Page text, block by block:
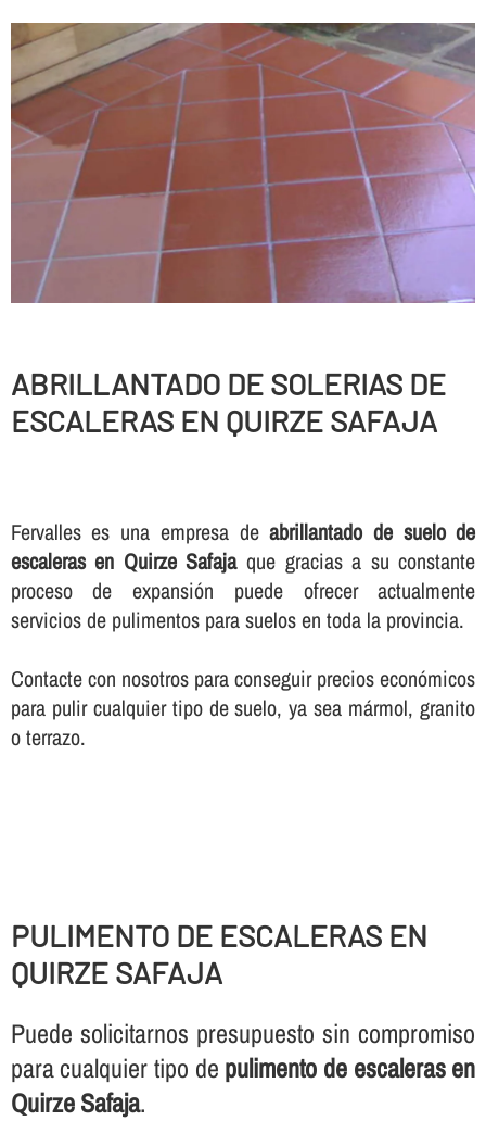
ABRILLANTADO DE SOLERIAS DE
ESCALERAS EN QUIRZE SAFAJA
Fervalles es una empresa deabrillantado de suelo de
escaleras en Quirze Safajaque gracias a su constante
proceso de expansión puede ofrecer actualmente
servicios de pulimentos para suelos en toda la provincia.
Contacte con nosotros para conseguir precios económicos
para pulir cualquier tipo de suelo, ya sea mármol, granito
o terrazo.
PULIMENTO DE ESCALERAS EN
QUIRZE SAFAJA
Puede solicitarnos presupuesto sin compromiso
para cualquier tipo de pulimento de escaleras en
Quirze Safaja.